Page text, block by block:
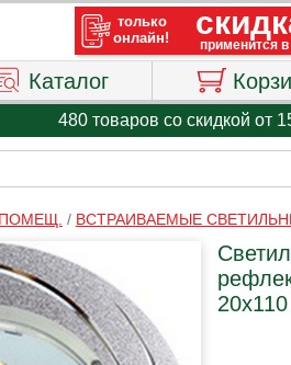
Каталог
480 товаров со скидкой от
/ ВСТРАИВАЕМЫЕ